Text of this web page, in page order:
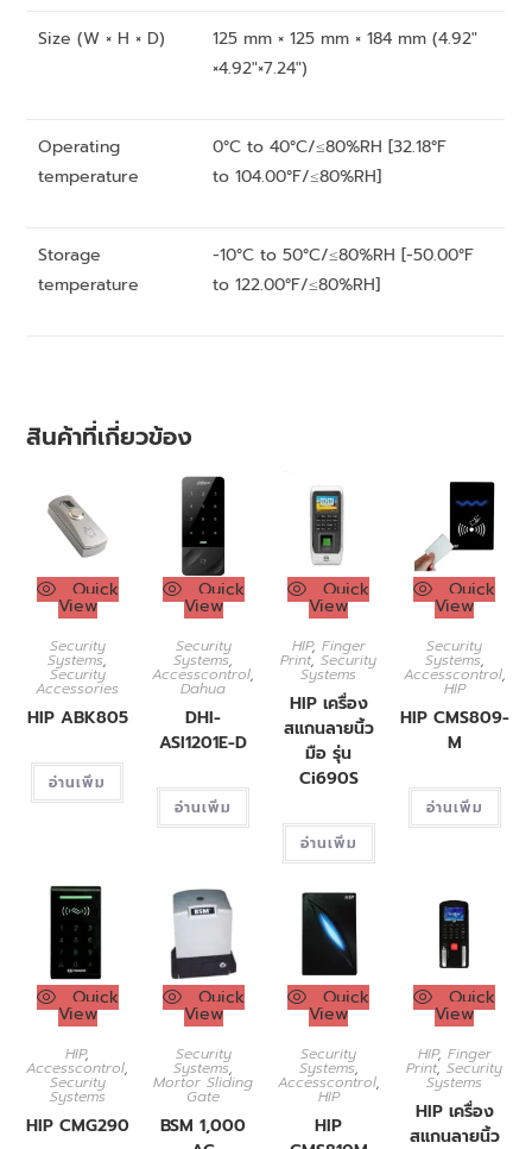
Size (W × H × D)
125 mm × 125 mm × 184 mm (4.92″
×4.92″×7.24″)
Operating
temperature
0°C to 40°C/≤80%RH [32.18°F
to 104.00°F/≤80%RH]
Storage
temperature
-10°C to 50°C/≤80%RH [-50.00°F
to 122.00°F/≤80%RH]
สินค้าที่เกี่ยวข้อง
Quick
View
Security
Systems,
Security
Accessories
HIP ABK805
อ่านเพิ่ม
Quick
View
Security
Systems,
Accesscontrol,
Dahua
DHI-
ASI1201E-D
อ่านเพิ่ม
Quick
View
HIP, Finger
Print,Security
Systems
HIP เครื่อง
สแกนลายนิ้ว
มือ รุ่น
Ci690S
อ่านเพิ่ม
Quick
View
Security
Systems,
Accesscontrol,
HIP
HIP CMS809-
M
อ่านเพิ่ม
Quick
View
HIP,
Accesscontrol,
Security
Systems
HIP CMG290
Quick
View
Security
Systems,
Mortor Sliding
Gate
BSM 1,000
Quick
View
Security
Systems,
Accesscontrol,
HIP
HIP
Quick
View
HIP, Finger
Print,Security
Systems
HIP เครื่อง
สแกนลายนิ้ว